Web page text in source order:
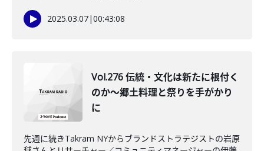
2025.03.07|00:43:08
Vol.276 伝統・文化は新たに根付く
のか～郷土料理と祭りを手がかり
に
先週に続きTakram NYからブランドストラテジストの岩原